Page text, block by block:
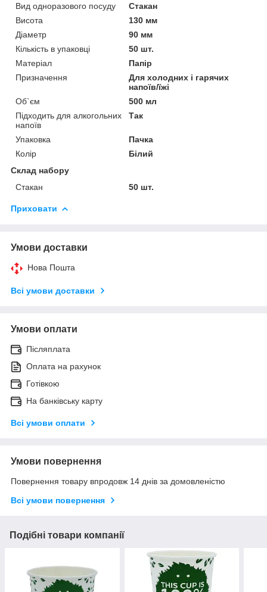
Вид одноразового посуду
Стакан
Висота
130 мм
Діаметр
90 мм
Кількість в упаковці
50 шт.
Матеріал
Папір
Призначення
Для холодних і гарячих
напоїв/їжі
Об`єм
500 мл
Підходить для алкогольних
напоїв
Так
Упаковка
Пачка
Колір
Білий
Склад набору
Стакан
50 шт.
Приховати
Умови доставки
Нова Пошта
Всі умови доставки
Умови оплати
Післяплата
Оплата на рахунок
Готівкою
На банківську карту
Всі умови оплати
Умови повернення
Повернення товару впродовж 14 днів за домовленістю
Всі умови повернення
Подібні товари компанії